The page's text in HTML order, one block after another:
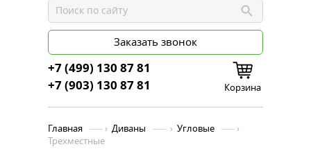
Заказать звонок
+7 (499) 130 87 81
+7 (903) 130 87 81
Корзина
Главная › Диваны › Угловые
›
Трехместные